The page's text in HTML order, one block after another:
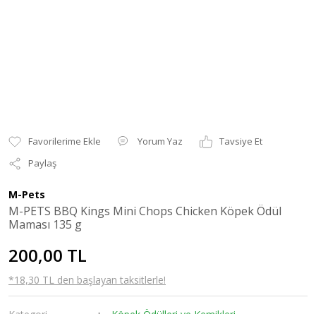
Yorum Yaz
Tavsiye Et
Paylaş
M-Pets
M-PETS BBQ Kings Mini Chops Chicken Köpek Ödül
Maması 135 g
200,00 TL
*18,30 TL den başlayan taksitlerle!